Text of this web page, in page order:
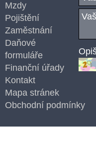
Mzdy
Pojištění
Zaměstnání
Daňové
formuláře
Finanční úřady
Kontakt
Mapa stránek
Obchodní podmínky